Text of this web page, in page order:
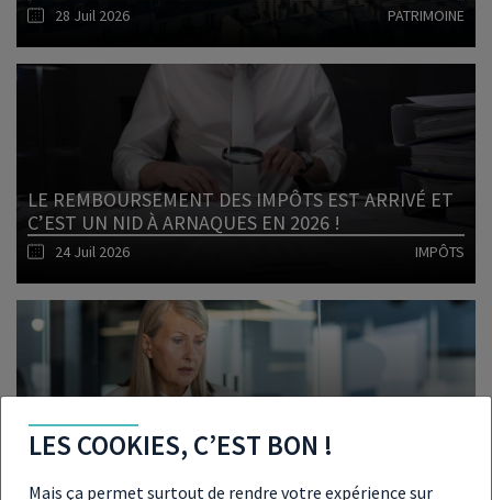
28 Juil 2026 PATRIMOINE
LE REMBOURSEMENT DES IMPÔTS EST ARRIVÉ ET
C’EST UN NID À ARNAQUES EN 2026 !
24 Juil 2026 IMPÔTS
Lire l'article
1 PENSION DE RETRAITE SUR 9 EST ERRONÉE
SELON LA COUR DES COMPTES
21 Juil 2026 RETRAITE
LES COOKIES, C’EST BON !
Mais ça permet surtout de rendre votre expérience sur